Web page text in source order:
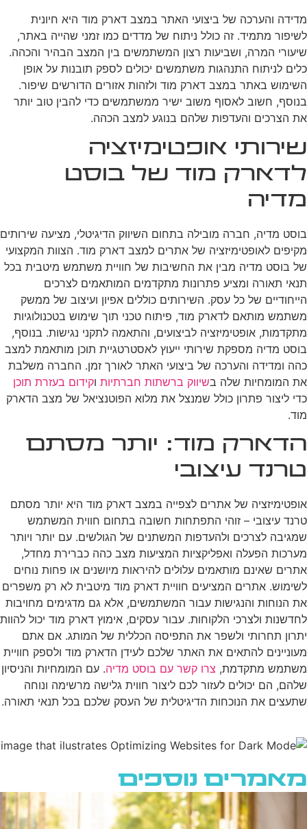
מדידה והערכה של ביצועי האתר במצב דארק מוד היא חיונית
לשיפור מתמיד. זה כולל ניתוח של מדדים כמו זמני שהייה באתר,
שיעורי המרה, ושביעות רצון המשתמשים בין המצב הבהיר והכהה.
כלים לניתוח התנהגות משתמשים יכולים לספק תובנות על אופן
השימוש באתר במצב דארק מוד ולזהות אזורים הדורשים שיפור.
בנוסף, חשוב לאסוף משוב ישיר ממשתמשים כדי להבין טוב יותר
את הצרכים והעדפות שלהם בנוגע למצב הכהה.
שירותי אופטימיזציה
לדארק מוד של בוסט
מדיה
בוסט מדיה, חברה מובילה בתחום השיווק הדיגיטלי, מציעה שירותים
מקיפים לאופטימיזציה של אתרים למצב דארק מוד. הצוות המקצועי
של בוסט מדיה מבין את החשיבות של חוויית משתמש מיטבית בכל
תנאי תאורה ומציע פתרונות מתקדמים המותאמים לצרכים
הייחודיים של כל עסק. השירותים כוללים אפיון ועיצוב של ממשק
משתמש מותאם לדארק מוד, פיתוח טכני תוך שימוש בטכנולוגיות
מתקדמות, אופטימיזציה לביצועים, והתאמה לתקני נגישות. בנוסף,
בוסט מדיה מספקת שירותי ייעוץ לאסטרטגיית תוכן מותאמת למצב
כהה ומדידה והערכה של ביצועי האתר לאורך זמן. החברה משלבת
את המומחיות שלה בשיווק ברשתות חברתיות וקידום בעזרת תוכן
כדי ליצור פתרון כולל שמנצל את מלוא הפוטנציאל של מצב הדארק
מוד.
הדארק מוד: יותר מסתם
טרנד עיצובי
אופטימיזציה של אתרים לצפייה במצב דארק מוד היא יותר מסתם
טרנד עיצובי – זוהי התפתחות חשובה בתחום חווית המשתמש
שמגיבה לצרכים ולהעדפות המשתנים של הגולשים. עם יותר ויותר
מערכות הפעלה ואפליקציות המציעות מצב כהה כברירת מחדל,
אתרים שאינם מותאמים עלולים להיראות מיושנים או פחות נוחים
לשימוש. אתרים המציעים חוויית דארק מוד מיטבית לא רק משפרים
את הנוחות והנגישות עבור המשתמשים, אלא גם מדגימים מחויבות
לחדשנות ולצרכי הלקוחות. עבור עסקים, אימוץ דארק מוד יכול להוות
יתרון תחרותי ולשפר את התפיסה הכללית של המותג. אם אתם
מעוניינים להתאים את האתר שלכם לעידן הדארק מוד ולספק חוויית
משתמש מתקדמת, צרו קשר עם בוסט מדיה. עם המומחיות והניסיון
שלהם, הם יכולים לעזור לכם ליצור חווית גלישה מרשימה ונוחה
שתעצים את הנוכחות הדיגיטלית של העסק שלכם בכל תנאי תאורה.
מאמרים נוספים